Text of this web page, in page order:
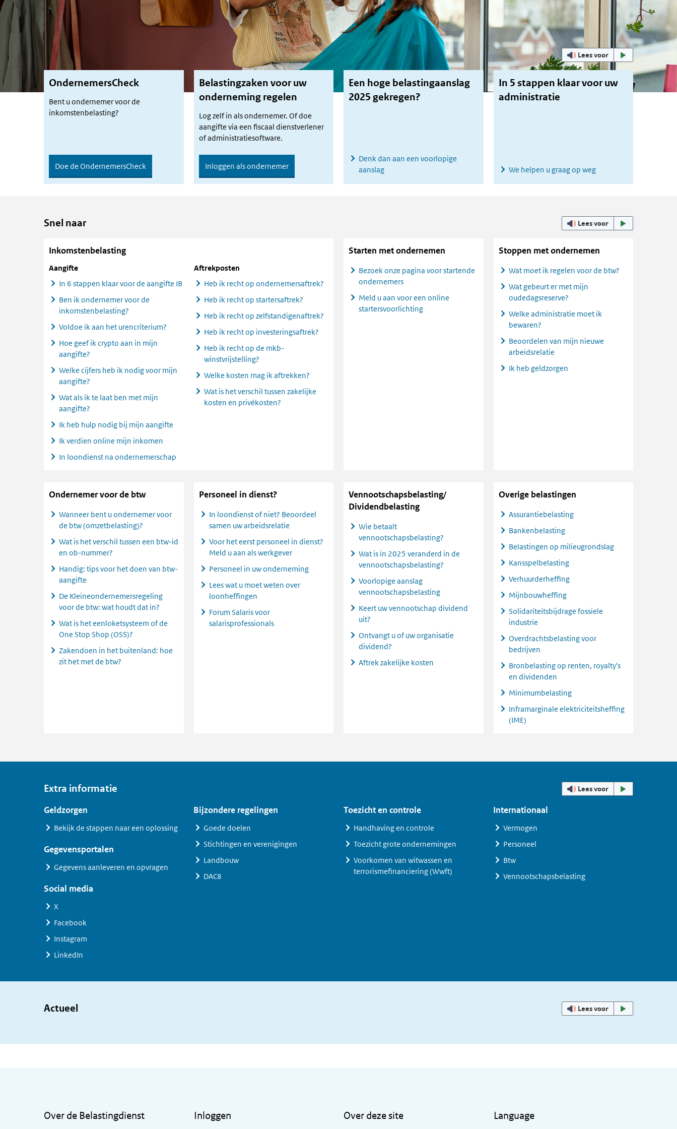
Lees voor Uitgelicht
OndernemersCheck
Bent u ondernemer voor de
inkomstenbelasting?
Doe de OndernemersCheck
Belastingzaken voor uw
onderneming regelen
Log zelf in als ondernemer. Of doe
aangifte via een fiscaal dienstverlener
of administratiesoftware.
Inloggen als ondernemer
Een hoge belastingaanslag
2025 gekregen?
Denk dan aan een voorlopige
aanslag
In 5 stappen klaar voor uw
administratie
We helpen u graag op weg
Lees voor
Snel naar
Inkomstenbelasting
Aangifte
In 6 stappen klaar voor de aangifte IB
Ben ik ondernemer voor de
inkomstenbelasting?
Voldoe ik aan het urencriterium?
Hoe geef ik crypto aan in mijn
aangifte?
Welke cijfers heb ik nodig voor mijn
aangifte?
Wat als ik te laat ben met mijn
aangifte?
Ik heb hulp nodig bij mijn aangifte
Ik verdien online mijn inkomen
In loondienst na ondernemerschap
Aftrekposten
Heb ik recht op ondernemersaftrek?
Heb ik recht op startersaftrek?
Heb ik recht op zelfstandigenaftrek?
Heb ik recht op investeringsaftrek?
Heb ik recht op de mkb-
winstvrijstelling?
Welke kosten mag ik aftrekken?
Wat is het verschil tussen zakelijke
kosten en privékosten?
Starten met ondernemen
Bezoek onze pagina voor startende
ondernemers
Meld u aan voor een online
startersvoorlichting
Stoppen met ondernemen
Wat moet ik regelen voor de btw?
Wat gebeurt er met mijn
oudedagsreserve?
Welke administratie moet ik
bewaren?
Beoordelen van mijn nieuwe
arbeidsrelatie
Ik heb geldzorgen
Ondernemer voor de btw
Wanneer bent u ondernemer voor
de btw (omzetbelasting)?
Wat is het verschil tussen een btw-id
en ob-nummer?
Handig: tips voor het doen van btw-
aangifte
De Kleineondernemersregeling
voor de btw: wat houdt dat in?
Wat is het eenloketsysteem of de
One Stop Shop (OSS)?
Zakendoen in het buitenland: hoe
zit het met de btw?
Personeel in dienst?
In loondienst of niet? Beoordeel
samen uw arbeidsrelatie
Voor het eerst personeel in dienst?
Meld u aan als werkgever
Personeel in uw onderneming
Lees wat u moet weten over
loonheffingen
Forum Salaris voor
salarisprofessionals
Vennootschapsbelasting/
Dividendbelasting
Wie betaalt
vennootschapsbelasting?
Wat is in 2025 veranderd in de
vennootschapsbelasting?
Voorlopige aanslag
vennootschapsbelasting
Keert uw vennootschap dividend
uit?
Ontvangt u of uw organisatie
dividend?
Aftrek zakelijke kosten
Overige belastingen
Assurantiebelasting
Bankenbelasting
Belastingen op milieugrondslag
Kansspelbelasting
Verhuurderheffing
Mijnbouwheffing
Solidariteitsbijdrage fossiele
industrie
Overdrachtsbelasting voor
bedrijven
Bronbelasting op renten, royalty's
en dividenden
Minimumbelasting
Inframarginale elektriciteitsheffing
(IME)
Lees voor
Extra informatie
Geldzorgen
Bekijk de stappen naar een oplossing
Bijzondere regelingen
Goede doelen
Stichtingen en verenigingen
Landbouw
DAC8
Toezicht en controle
Handhaving en controle
Toezicht grote ondernemingen
Voorkomen van witwassen en
terrorismefinanciering (Wwft)
Internationaal
Vermogen
Personeel
Btw
Vennootschapsbelasting
Gegevensportalen
Gegevens aanleveren en opvragen
Social media
X
Facebook
Instagram
LinkedIn
Lees voor
Actueel
Over de Belastingdienst Inloggen Over deze site Language